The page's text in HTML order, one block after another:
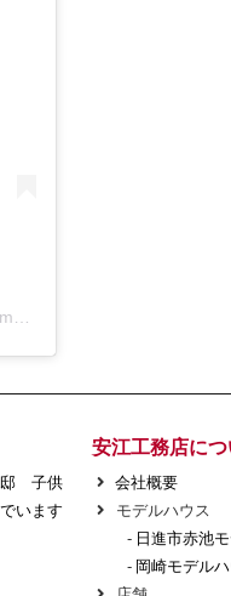
邸 子供
います
安江工務店につ
会社概要
モデルハウス
- 日進市赤池
- 岡崎モデル